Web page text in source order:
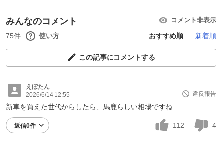
みんなのコメント コメント非表示
75件 使い方 おすすめ順 新着順
この記事にコメントする
えぼたん
2026/6/14 12:55
違反報告
新車を買えた世代からしたら、馬鹿らしい相場ですね
返信0件 112 4